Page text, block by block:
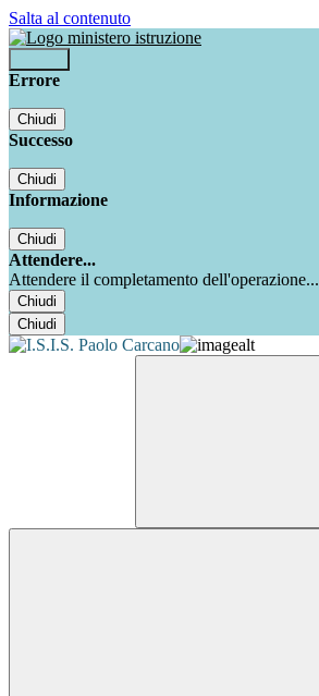
Salta al contenuto
Errore
Chiudi
Successo
Chiudi
Informazione
Chiudi
Attendere...
Attendere il completamento dell'operazione...
Chiudi
Chiudi